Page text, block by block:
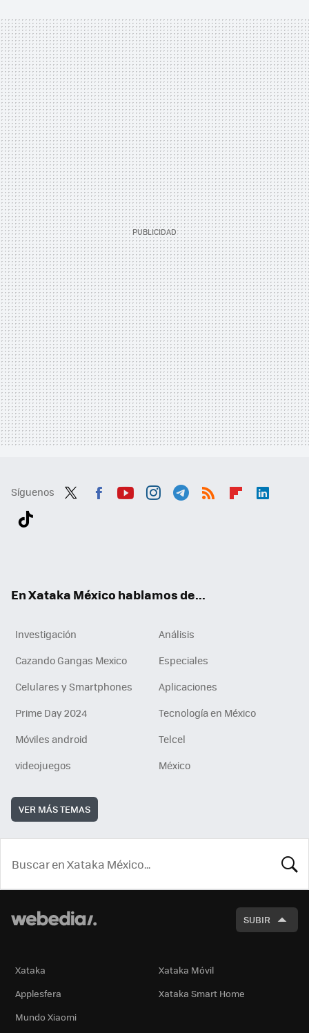
Síguenos
En Xataka México hablamos de...
Investigación
Análisis
Cazando Gangas Mexico
Especiales
Celulares y Smartphones
Aplicaciones
Prime Day 2024
Tecnología en México
Móviles android
Telcel
videojuegos
México
VER MÁS TEMAS
SUBIR
Xataka
Xataka Móvil
Applesfera
Xataka Smart Home
Mundo Xiaomi